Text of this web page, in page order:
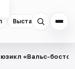
Выставки
«Вальс-